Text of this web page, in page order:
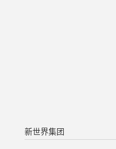
新世界集团